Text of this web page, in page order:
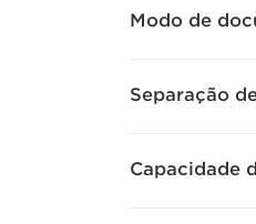
Modo de
Separação
Capacidade